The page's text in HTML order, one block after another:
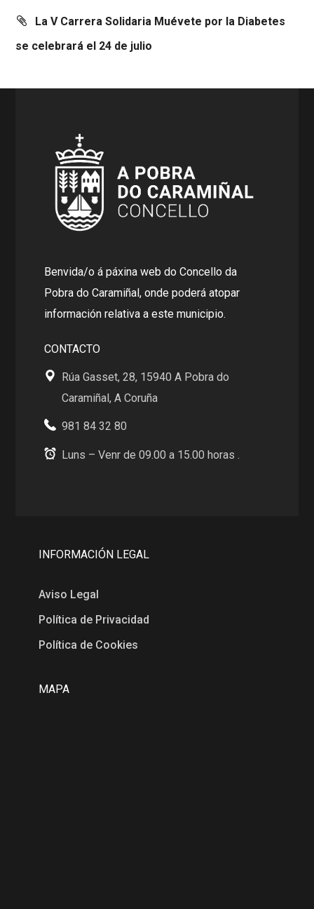
La V Carrera Solidaria Muévete por la Diabetes
se celebrará el 24 de julio
Benvida/o á páxina web do Concello da
Pobra do Caramiñal, onde poderá atopar
información relativa a este municipio.
CONTACTO
Rúa Gasset, 28, 15940 A Pobra do
Caramiñal, A Coruña
981 84 32 80
Luns – Venr de 09.00 a 15.00 horas .
INFORMACIÓN LEGAL
Aviso Legal
Política de Privacidad
Política de Cookies
MAPA